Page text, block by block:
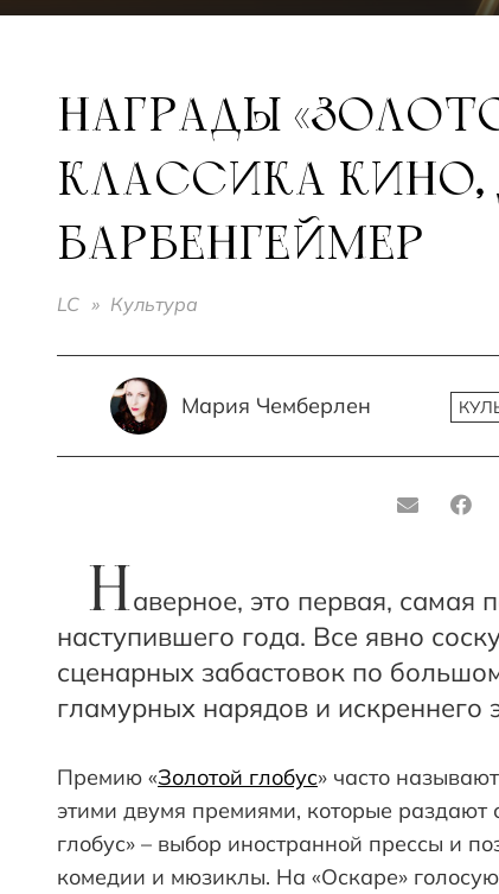
НАГРАДЫ «ЗОЛОТОГО ГЛОБУСА-2024»:
КЛАССИКА
БАРБЕНГЕЙМЕР
LC » Культура
Мария Чемберлен
Наверное, это первая, самая
наступившего года. Все явно
сценарных забастовок по
гламурных нарядов и искреннего
Премию «Золотой глобус» часто
этими двумя премиями, которые раздают
глобус» – выбор иностранной прессы и
комедии и мюзиклы. На «Оскаре»